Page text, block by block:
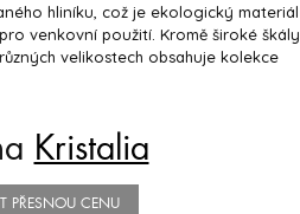
hliníku, což je ekologický materiál
venkovní použití. Kromě široké škály
velikostech obsahuje kolekce
Kristalia
PŘESNOU CENU